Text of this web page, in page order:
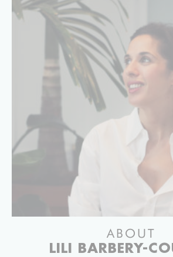
ABOUT
LILI BARBERY-